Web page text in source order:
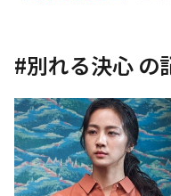
#別れる決心 の